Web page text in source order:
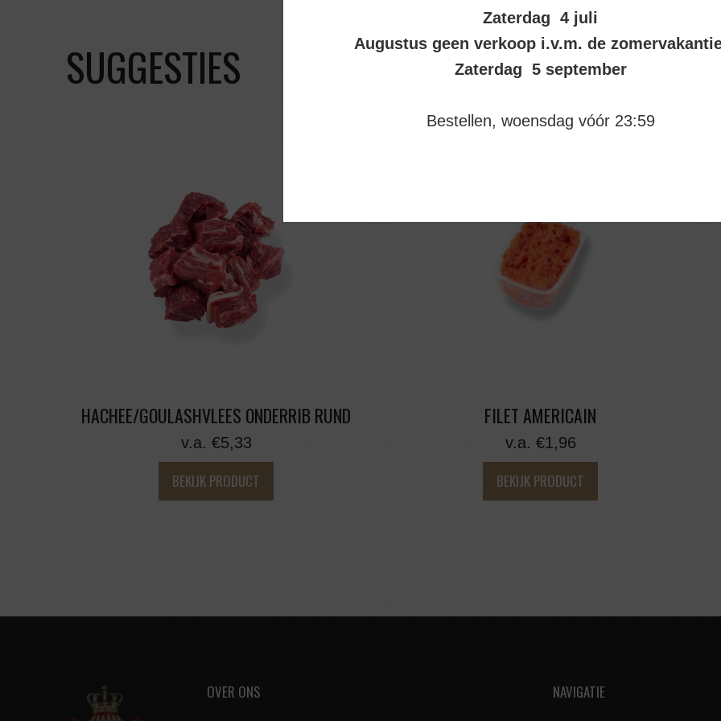
Zaterdag 4 juli
Augustus geen verkoop i.v.m. de
Zaterdag 5 september
Bestellen, woensdag vóór 23:59
SUGGESTIES
HACHEE/GOULASHVLEES ONDERRIB RUND
v.a. €5,33
BEKIJK PRODUCT
FILET AMERICAIN
v.a. €1,96
BEKIJK PRODUCT
OVER ONS NAVIGATIE